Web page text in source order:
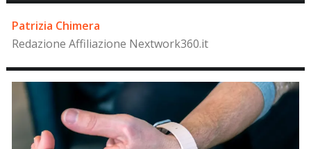
Patrizia Chimera
Redazione Affiliazione Nextwork360.it